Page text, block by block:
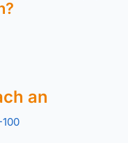
an